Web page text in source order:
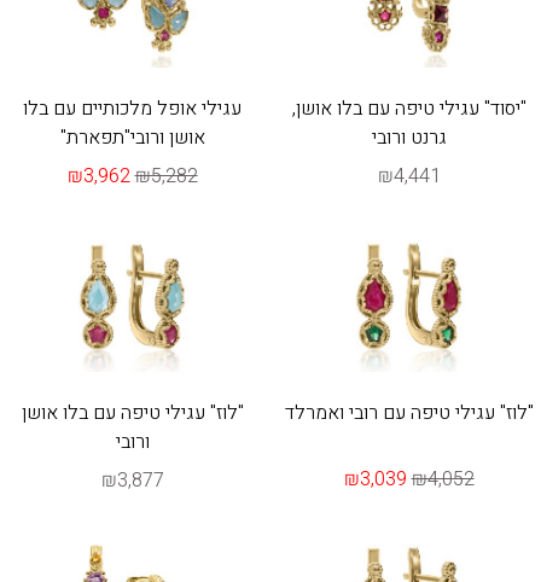
"יסוד" עגילי טיפה עם בלו אושן,
גרנט ורובי
₪4,441
עגילי אופל מלכותיים עם בלו
אושן ורובי"תפארת"
₪3,962₪5,282
"לוז" עגילי טיפה עם רובי ואמרלד
₪3,039₪4,052
"לוז" עגילי טיפה עם בלו אושן
ורובי
₪3,877